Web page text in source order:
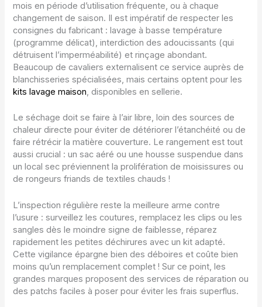
mois en période d’utilisation fréquente, ou à chaque
changement de saison. Il est impératif de respecter les
consignes du fabricant : lavage à basse température
(programme délicat), interdiction des adoucissants (qui
détruisent l’imperméabilité) et rinçage abondant.
Beaucoup de cavaliers externalisent ce service auprès de
blanchisseries spécialisées, mais certains optent pour les
kits lavage maison, disponibles en sellerie.
Le séchage doit se faire à l’air libre, loin des sources de
chaleur directe pour éviter de détériorer l’étanchéité ou de
faire rétrécir la matière couverture. Le rangement est tout
aussi crucial : un sac aéré ou une housse suspendue dans
un local sec préviennent la prolifération de moisissures ou
de rongeurs friands de textiles chauds !
L’inspection régulière reste la meilleure arme contre
l’usure : surveillez les coutures, remplacez les clips ou les
sangles dès le moindre signe de faiblesse, réparez
rapidement les petites déchirures avec un kit adapté.
Cette vigilance épargne bien des déboires et coûte bien
moins qu’un remplacement complet ! Sur ce point, les
grandes marques proposent des services de réparation ou
des patchs faciles à poser pour éviter les frais superflus.